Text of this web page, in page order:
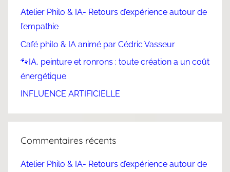
Atelier Philo & IA- Retours d’expérience autour de
l’empathie
Café philo & IA animé par Cédric Vasseur
🐾IA, peinture et ronrons : toute création a un coût
énergétique
INFLUENCE ARTIFICIELLE
Commentaires récents
Atelier Philo & IA- Retours d’expérience autour de